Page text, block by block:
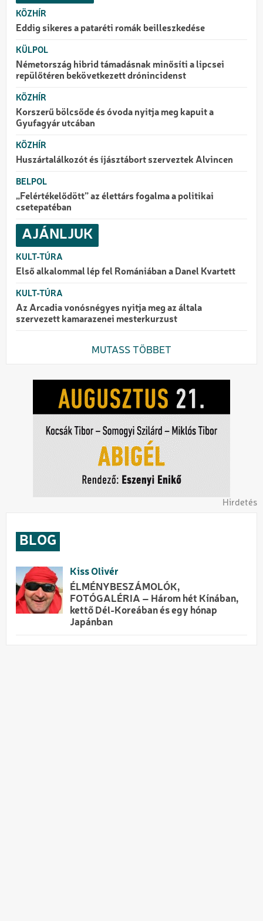
KÖZHÍR
Eddig sikeres a pataréti romák beilleszkedése
KÜLPOL
Németország hibrid támadásnak minősíti a lipcsei
repülőtéren bekövetkezett drónincidenst
KÖZHÍR
Korszerű bölcsőde és óvoda nyitja meg kapuit a
Gyufagyár utcában
KÖZHÍR
Huszártalálkozót és íjásztábort szerveztek Alvincen
BELPOL
„Felértékelődött” az élettárs fogalma a politikai
csetepatéban
AJÁNLJUK
KULT-TÚRA
Első alkalommal lép fel Romániában a Danel Kvartett
KULT-TÚRA
Az Arcadia vonósnégyes nyitja meg az általa
szervezett kamarazenei mesterkurzust
MUTASS TÖBBET
Hirdetés
BLOG
Kiss Olivér
ÉLMÉNYBESZÁMOLÓK,
FOTÓGALÉRIA – Három hét Kínában,
kettő Dél-Koreában és egy hónap
Japánban